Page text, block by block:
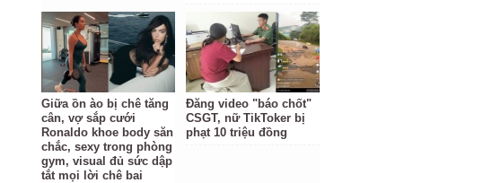
Giữa ồn ào bị chê tăng
cân, vợ sắp cưới
Ronaldo khoe body săn
chắc, sexy trong phòng
gym, visual đủ sức dập
tắt mọi lời chê bai
Đăng video "báo chốt"
CSGT, nữ TikToker bị
phạt 10 triệu đồng